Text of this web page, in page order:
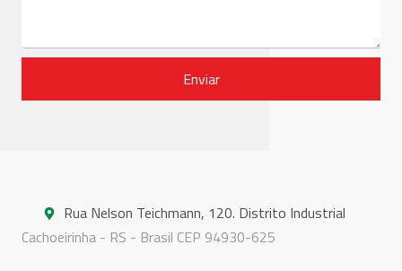
Enviar
Rua Nelson Teichmann, 120. Distrito Industrial
Cachoeirinha - RS - Brasil CEP 94930-625